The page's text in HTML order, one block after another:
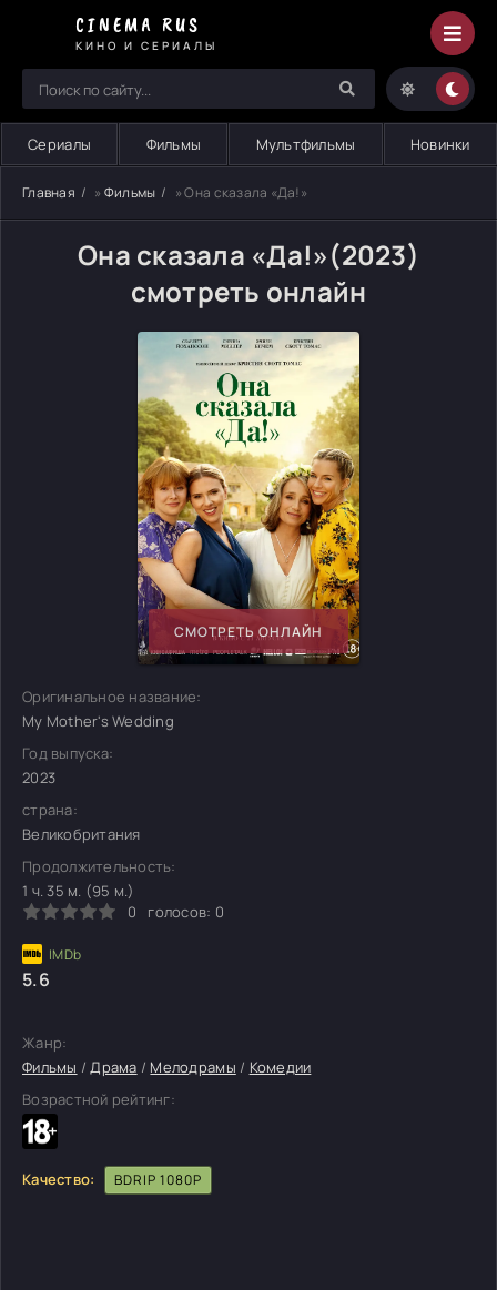
CINEMA RUS
КИНО И СЕРИАЛЫ
Сериалы Фильмы Мультфильмы Новинки
Главная » Фильмы » Она сказала «Да!»
Она сказала «Да!»(2023)
смотреть онлайн
СМОТРЕТЬ ОНЛАЙН
Оригинальное название:
My Mother's Wedding
Год выпуска:
2023
страна:
Великобритания
Продолжительность:
1 ч. 35 м. (95 м.)
0
голосов: 0
5.6
Жанр:
Фильмы /Драма / Мелодрамы / Комедии
Возрастной рейтинг:
Качество: BDRIP 1080P